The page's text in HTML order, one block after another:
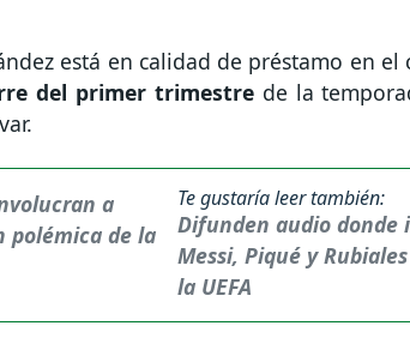
está en calidad de préstamo en
del primer trimestrede la
Te gustaría leer también:
Difunden audio donde
Messi, Piqué y
la UEFA